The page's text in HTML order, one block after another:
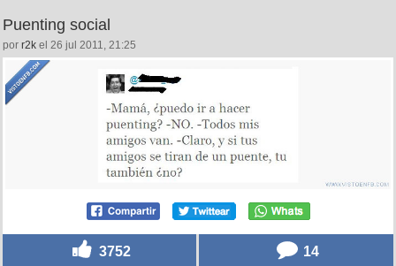
Puenting social
por r2k el 26 jul 2011, 21:25
3752 14